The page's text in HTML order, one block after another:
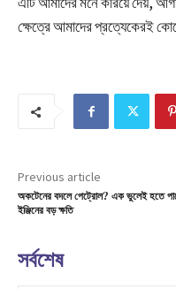
ক্ষেত্রে আমাদের প্রত্যেকেরই
Previous article
অকটেনের বদলে পেট্রোল? এক ভুলেই হতে
ইঞ্জিনের বড় ক্ষতি
সর্বশেষ